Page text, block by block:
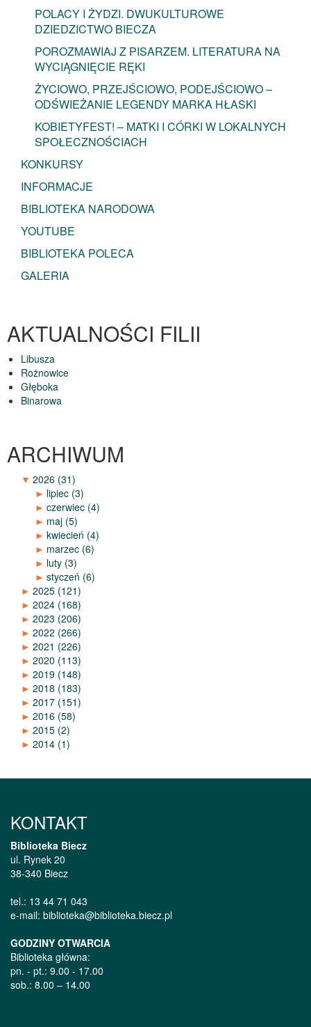
POLACY I ŻYDZI. DWUKULTUROWE
DZIEDZICTWO BIECZA
POROZMAWIAJ Z PISARZEM. LITERATURA NA
WYCIĄGNIĘCIE RĘKI
ŻYCIOWO, PRZEJŚCIOWO, PODEJŚCIOWO –
ODŚWIEŻANIE LEGENDY MARKA HŁASKI
KOBIETYFEST! – MATKI I CÓRKI W LOKALNYCH
SPOŁECZNOŚCIACH
KONKURSY
INFORMACJE
BIBLIOTEKA NARODOWA
YOUTUBE
BIBLIOTEKA POLECA
GALERIA
AKTUALNOŚCI FILII
Libusza
Rożnowice
Głęboka
Binarowa
ARCHIWUM
▼ 2026 (31)
► lipiec (3)
► czerwiec (4)
► maj (5)
► kwiecień (4)
► marzec (6)
► luty (3)
► styczeń (6)
► 2025 (121)
► 2024 (168)
► 2023 (206)
► 2022 (266)
► 2021 (226)
► 2020 (113)
► 2019 (148)
► 2018 (183)
► 2017 (151)
► 2016 (58)
► 2015 (2)
► 2014 (1)
KONTAKT
Biblioteka Biecz
ul. Rynek 20
38-340 Biecz
tel.: 13 44 71 043
e-mail: biblioteka@biblioteka.biecz.pl
GODZINY OTWARCIA
Biblioteka główna:
pn. - pt.: 9.00 - 17.00
sob.: 8.00 – 14.00